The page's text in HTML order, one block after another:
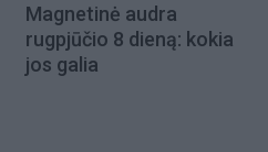
Magnetinė audra
rugpjūčio 8 dieną: kokia
jos galia